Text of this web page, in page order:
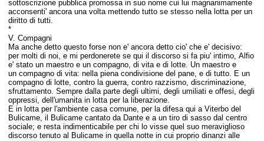
sottoscrizione pubblica promossa in suo nome cui lui magnanimamente
acconsenti' ancora una volta mettendo tutto se stesso nella lotta per un
diritto di tutti.
*
V. Compagni
Ma anche detto questo forse non e' ancora detto cio' che e' decisivo:
per molti di noi, e mi perdonerete se qui il discorso si fa piu' intimo, Alfio
e' stato un maestro e un compagno, di vita e di lotte. Un maestro e
un compagnodi vita: nella piena condivisione del pane, e di tutto. E un
compagno di lotte, contro laguerra, controrazzismo, discriminazione,
sfruttamento. Sempre dalla parte degli ultimi, degli umiliati e offesi, degli
oppressi, dell'umanita in lotta per la liberazione.
E in lotta per l'ambiente casa comune, per la difesa qui a Viterbo del
Bulicame, il Bulicame cantato da Dante e a un tiro di sasso dal centro
sociale; e resta indimenticabile per chi lo visse quel suo meraviglioso
discorso tenuto al Bulicame in quella notte in cui proprio dinanzi alle